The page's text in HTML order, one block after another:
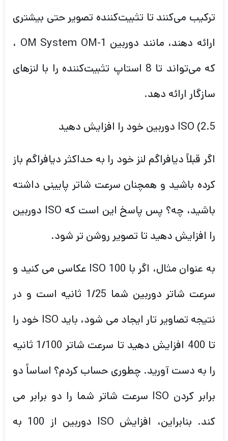
ترکیب می‌کنند تا تثبیت‌کننده تصویر حتی بیشتری
ارائه دهند، مانند دوربین OM System OM-1 ،
که می‌تواند تا 8 استاپ تثبیت‌کننده را با لنزهای
سازگار ارائه دهد.
2.5) ISO دوربین خود را افزایش دهید
اگر قبلاً دیافراگم لنز خود را به حداکثر دیافراگم باز
کرده باشید و همچنان سرعت شاتر پایینی داشته
باشید، چه؟ پس پاسخ این است که ISO دوربین
را افزایش دهید تا تصویر روشن تر شود.
به عنوان مثال، اگر با ISO 100 عکاسی می کنید و
سرعت شاتر دوربین شما 1/25 ثانیه است و در
نتیجه تصاویر تار ایجاد می شود، باید ISO خود را
تا 400 افزایش دهید تا سرعت شاتر 1/100 ثانیه
را به دست آورید. چطوری حساب کردم؟ اساساً دو
برابر کردن ISO سرعت شاتر شما را دو برابر می
کند. بنابراین، افزایش ISO دوربین از 100 به